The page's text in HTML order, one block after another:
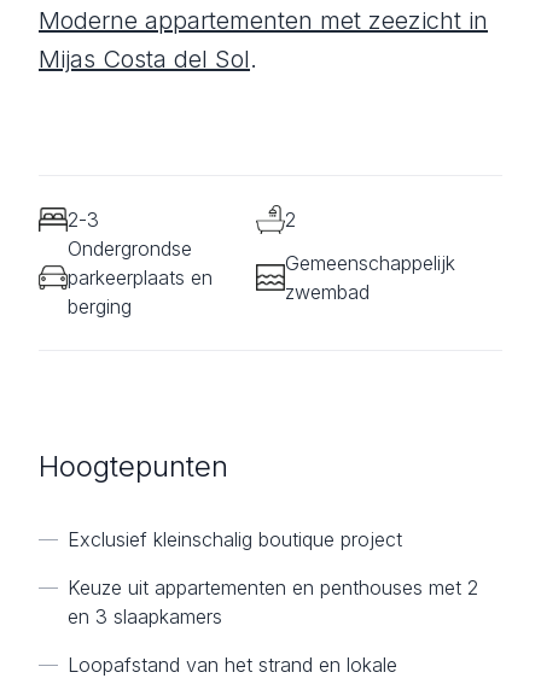
Moderne appartementen met zeezicht in
Mijas Costa del Sol.
2-3
2
Ondergrondse
parkeerplaats en
berging
Gemeenschappelijk
zwembad
Hoogtepunten
— Exclusief kleinschalig boutique project
— Keuze uit appartementen en penthouses met 2
en 3 slaapkamers
— Loopafstand van het strand en lokale